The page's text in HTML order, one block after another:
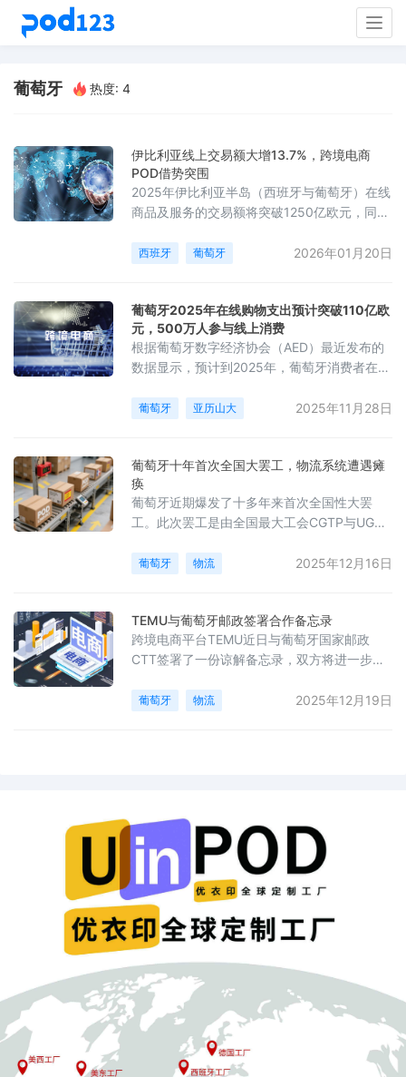
葡萄牙 热度: 4
伊比利亚线上交易额大增13.7%，跨境电商
POD借势突围
2025年伊比利亚半岛（西班牙与葡萄牙）在线
商品及服务的交易额将突破1250亿欧元，同比
与电子产品依然是最受欢迎的网购品类，其中
5.85%。研究表明，2024年两国的线上交易总
额已达到1104亿欧元，预计未来市场将持续增
长。
西班牙 葡萄牙 2026年01月20日
葡萄牙2025年在线购物支出预计突破110亿欧
元，500万人参与线上消费
根据葡萄牙数字经济协会（AED）最近发布的
数据显示，预计到2025年，葡萄牙消费者在在
长约10亿欧元。协会主席亚历山大·尼洛·丰塞
过500万葡萄牙人参与线上购物，占16至74岁
人口的59%。其中，近20%的本地企业已设立
在线商店。在黑色星期五等促销期间，科技产
品的需求尤为旺盛。
葡萄牙 亚历山大 2025年11月28日
葡萄牙十年首次全国大罢工，物流系统遭遇瘫
痪
葡萄牙近期爆发了十多年来首次全国性大罢
工。此次罢工是由全国最大工会CGTP与UGT
的劳动法改革方案。该改革提议修订超过100
削弱劳动者的权益。罢工当天，铁路运输几乎
停摆，大多数航班被取消，学校关闭，医院的
非紧急服务被推迟，公共服务受到广泛影响，
葡萄牙 物流 2025年12月16日
TEMU与葡萄牙邮政签署合作备忘录
跨境电商平台TEMU近日与葡萄牙国家邮政
CTT签署了一份谅解备忘录，双方将进一步加
双方既有合作关系的基础上加以扩展，重点将
班牙市场，并覆盖了葡萄牙的
葡萄牙 物流 2025年12月19日